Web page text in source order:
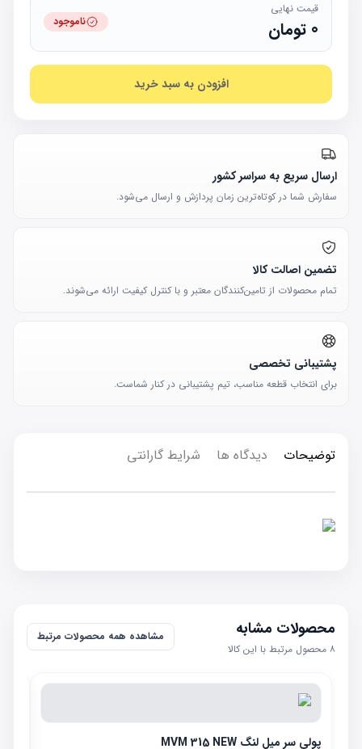
قیمت نهایی
0 تومان ناموجود
افزودن به سبد خرید
ارسال سریع به سراسر کشور
سفارش شما در کوتاه‌ترین زمان پردازش و ارسال می‌شود.
تضمین اصالت کالا
تمام محصولات از تامین‌کنندگان معتبر و با کنترل کیفیت ارائه می‌شوند.
پشتیبانی تخصصی
برای انتخاب قطعه مناسب، تیم پشتیبانی در کنار شماست.
توضیحات دیدگاه ها شرایط گارانتی
محصولات مشابه
۸ محصول مرتبط با این کالا
مشاهده همه محصولات مرتبط
پولی سر میل لنگ MVM 315 NEW